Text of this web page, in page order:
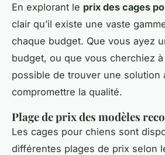
En explorant le prix des cages
clair qu’il existe une vaste
chaque budget. Que vous ayez
budget, ou que vous cherchiez
possible de trouver une solution
compromettre la qualité.
Plage de prix des modèles
Les cages pour chiens sont
différentes plages de prix selon